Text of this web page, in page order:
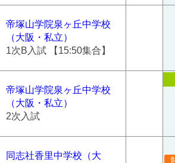
帝塚山学院泉ヶ丘中学校
（大阪・私立）
1次B入試 【15:50集合】
帝塚山学院泉ヶ丘中学校
（大阪・私立）
2次入試
同志社香里中学校（大